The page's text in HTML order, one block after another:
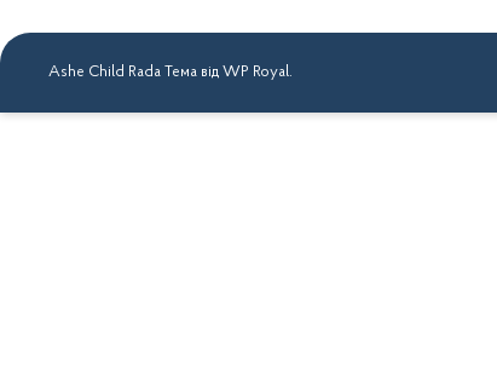
Ashe Child Rada Тема від WP Royal.